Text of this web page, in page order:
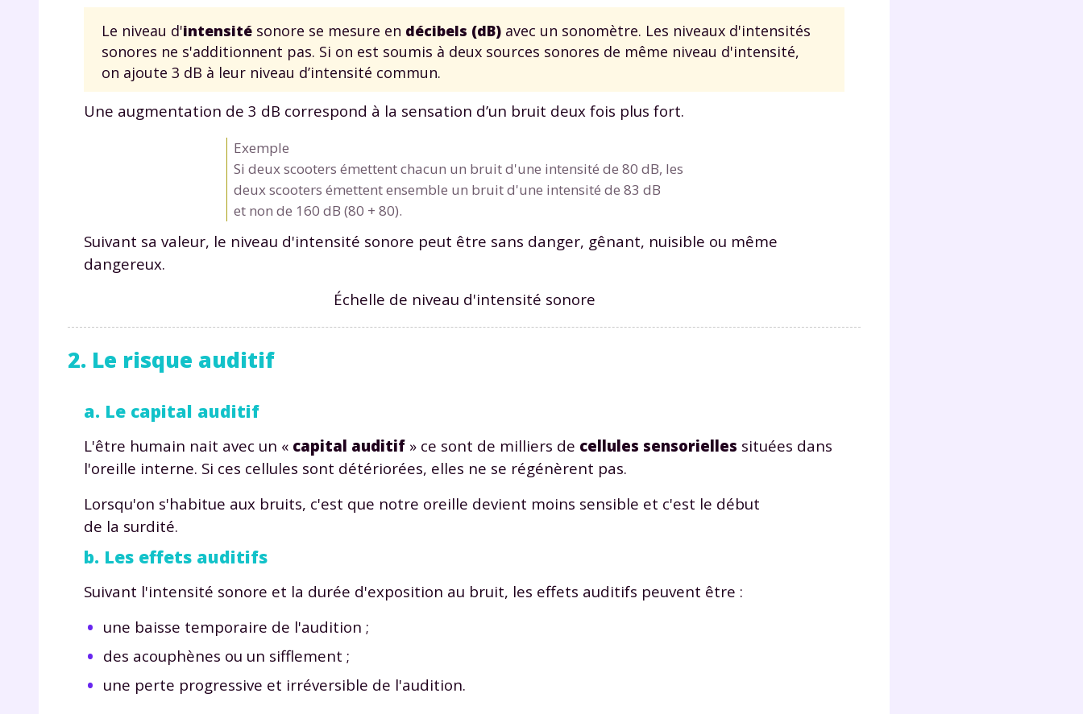
Le niveau d'intensité sonore se mesure en décibels (dB) avec un sonomètre. Les niveaux d'intensités
sonores ne s'additionnent pas. Si on est soumis à deux sources sonores de même niveau d'intensité,
on ajoute 3 dB à leur niveau d’intensité commun.
Une augmentation de 3 dB correspond à la sensation d’un bruit deux fois plus fort.
Exemple
Si deux scooters émettent chacun un bruit d'une intensité de 80 dB, les
deux scooters émettent ensemble un bruit d'une intensité de 83 dB
et non de 160 dB (80 + 80).
Suivant sa valeur, le niveau d'intensité sonore peut être sans danger, gênant, nuisible ou même
dangereux.
Échelle de niveau d'intensité sonore
2. Le risque auditif
a. Le capital auditif
L'être humain nait avec un « capital auditif » ce sont de milliers de cellules sensorielles situées dans
l'oreille interne. Si ces cellules sont détériorées, elles ne se régénèrent pas.
Lorsqu'on s'habitue aux bruits, c'est que notre oreille devient moins sensible et c'est le début
de la surdité.
b. Les effets auditifs
Suivant l'intensité sonore et la durée d'exposition au bruit, les effets auditifs peuvent être :
une baisse temporaire de l'audition ;
des acouphènes ou un sifflement ;
une perte progressive et irréversible de l'audition.
Fermer
Envie de progresser et de
réussir votre année scolaire ?
Testez gratuitement pendant 24h
TESTER GRATUITEMENT
part de myMaxicours.
newsletter. Vous pourrez vous désinscrire à tout moment, à travers le lien de